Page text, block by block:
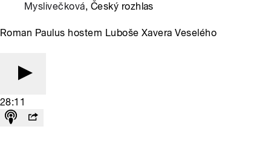
Myslivečková, Český rozhlas
Roman Paulus hostem Luboše Xavera Veselého
28:11